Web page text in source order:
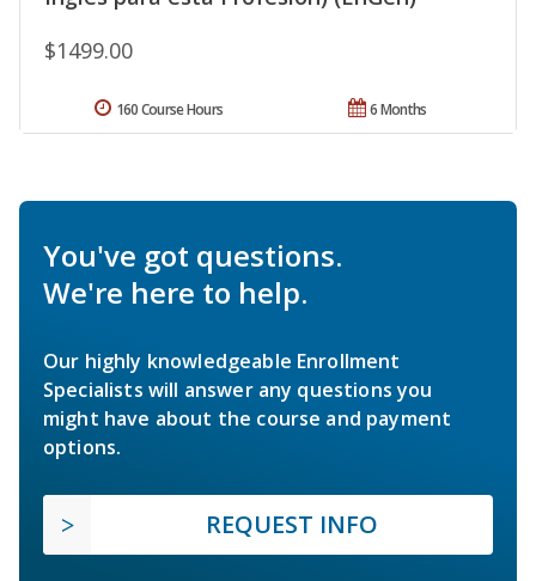
$1499.00
6 Months
160 Course Hours
You've got questions.
We're here to help.
Our highly knowledgeable Enrollment
Specialists will answer any questions you
might have about the course and payment
options.
REQUEST INFO